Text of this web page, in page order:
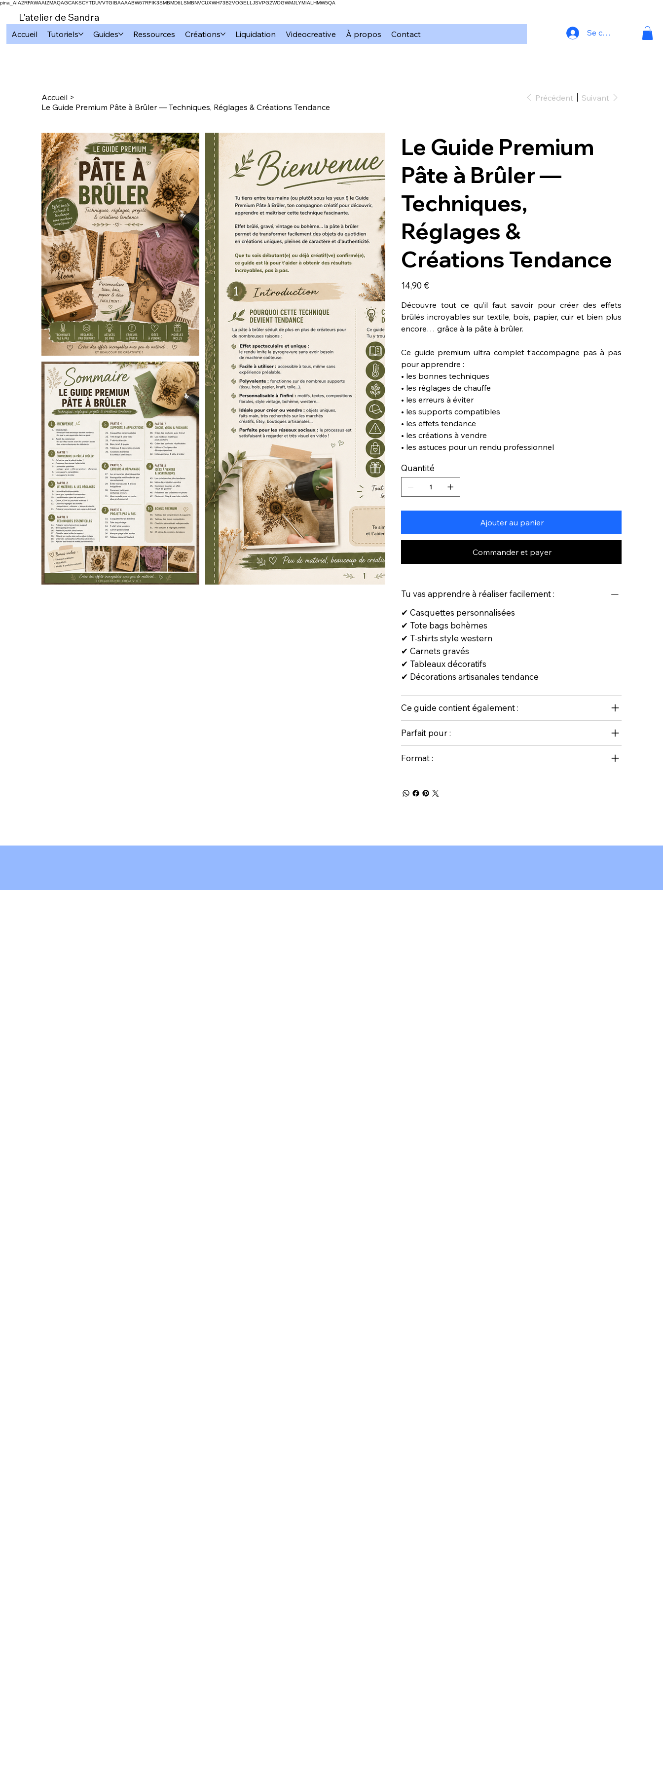
pina_AIA2RFAWAAIZMAQAGCAKSCYTDUVVTGIBAAAABW67RFIK3SMBMD6LSMBNVCUXWH73B2VOGELLJSVPG2WOGWMJLYMIALHMW5QA
L'atelier de Sandra
Se connecter
Accueil Tutoriels Guides Ressources Créations Liquidation Videocreative À propos Contact
Accueil >
Le Guide Premium Pâte à Brûler — Techniques, Réglages & Créations Tendance
Précédent Suivant
Le Guide Premium
Pâte à Brûler —
Techniques,
Réglages &
Créations Tendance
Prix
14,90 €
Découvre tout ce qu’il faut savoir pour créer des effets
brûlés incroyables sur textile, bois, papier, cuir et bien plus
encore… grâce à la pâte à brûler.
Ce guide premium ultra complet t’accompagne pas à pas
pour apprendre :
• les bonnes techniques
• les réglages de chauffe
• les erreurs à éviter
• les supports compatibles
• les effets tendance
• les créations à vendre
• les astuces pour un rendu professionnel
Quantité
Ajouter au panier
Commander et payer
Tu vas apprendre à réaliser facilement :
✔ Casquettes personnalisées
✔ Tote bags bohèmes
✔ T-shirts style western
✔ Carnets gravés
✔ Tableaux décoratifs
✔ Décorations artisanales tendance
Ce guide contient également :
Parfait pour :
Format :